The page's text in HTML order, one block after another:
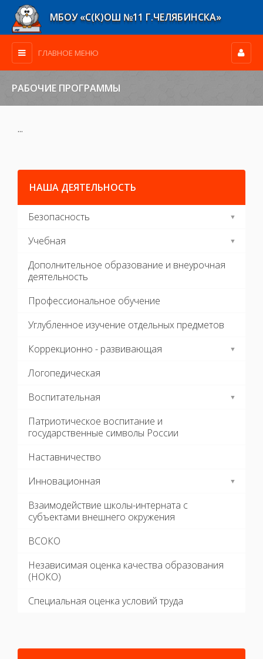
МБОУ «С(К)ОШ №11 Г.ЧЕЛЯБИНСКА»
ГЛАВНОЕ МЕНЮ
РАБОЧИЕ ПРОГРАММЫ
...
НАША ДЕЯТЕЛЬНОСТЬ
Безопасность
Учебная
Дополнительное образование и внеурочная
деятельность
Профессиональное обучение
Углубленное изучение отдельных предметов
Коррекционно - развивающая
Логопедическая
Воспитательная
Патриотическое воспитание и
государственные символы России
Наставничество
Инновационная
Взаимодействие школы-интерната с
субъектами внешнего окружения
ВСОКО
Независимая оценка качества образования
(НОКО)
Специальная оценка условий труда